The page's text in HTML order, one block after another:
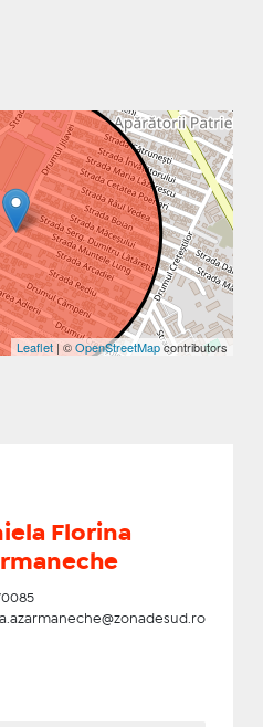
Leaflet | ©OpenStreetMapcontributors
Florina